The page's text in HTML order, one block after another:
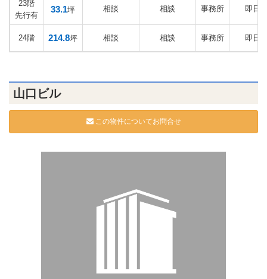
23階
先行有
33.1坪 相談 相談 事務所 即日
24階 214.8坪 相談 相談 事務所 即日
山口ビル
この物件についてお問合せ